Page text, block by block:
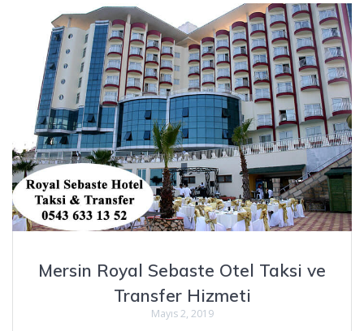
Mersin Royal Sebaste Otel Taksi ve
Transfer Hizmeti
Mayıs 2, 2019